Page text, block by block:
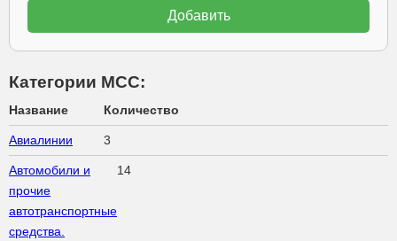
Категории МСС:
Название Количество
Авиалинии 3
Автомобили и
прочие
автотранспортные
средства.
14